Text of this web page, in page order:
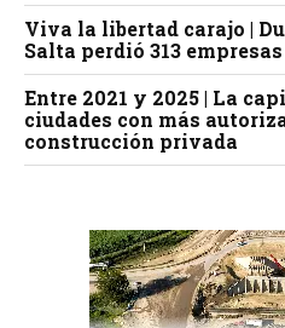
Viva la libertad carajo |
Salta perdió 313
Entre 2021 y 2025 | La
ciudades con más
construcción privada